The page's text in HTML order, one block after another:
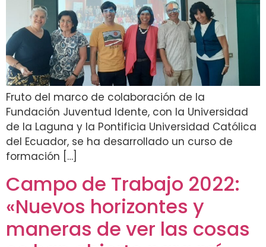
Fruto del marco de colaboración de la
Fundación Juventud Idente, con la Universidad
de la Laguna y la Pontificia Universidad Católica
del Ecuador, se ha desarrollado un curso de
formación […]
Campo de Trabajo 2022:
«Nuevos horizontes y
maneras de ver las cosas